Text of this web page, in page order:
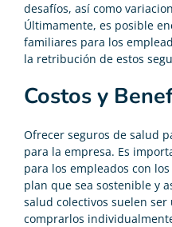
desafíos, así como
Últimamente, es posible
familiares para los
la retribución de estos
Costos y
Ofrecer seguros de salud
para la empresa. Es
para los empleados con
plan que sea sostenible y
salud colectivos suelen
comprarlos